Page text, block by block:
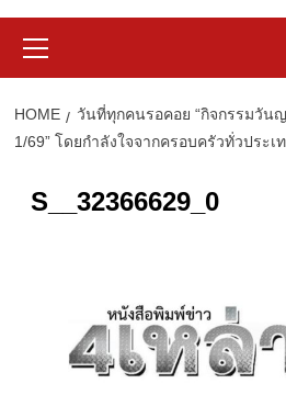
Menu
HOME
วันที่ทุกคนรอคอย “กิจกรรมวัน
1/69” โดยกำลังใจจากครอบครัวทั่วประเ
S__32366629_0